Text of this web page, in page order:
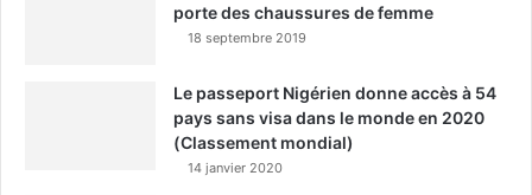
porte des chaussures de femme
18 septembre 2019
Le passeport Nigérien donne accès à 54
pays sans visa dans le monde en 2020
(Classement mondial)
14 janvier 2020